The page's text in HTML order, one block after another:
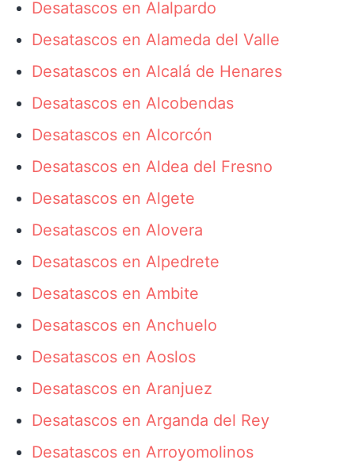
Desatascos en Alalpardo
Desatascos en Alameda del Valle
Desatascos en Alcalá de Henares
Desatascos en Alcobendas
Desatascos en Alcorcón
Desatascos en Aldea del Fresno
Desatascos en Algete
Desatascos en Alovera
Desatascos en Alpedrete
Desatascos en Ambite
Desatascos en Anchuelo
Desatascos en Aoslos
Desatascos en Aranjuez
Desatascos en Arganda del Rey
Desatascos en Arroyomolinos